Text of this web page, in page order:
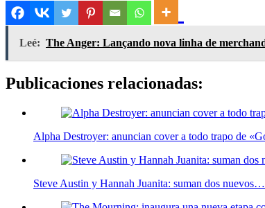
Leé: The Anger: Lançando nova linha de
Publicaciones relacionadas:
Alpha Destroyer: anuncian cover a todo trapo de
Steve Austin y Hannah Juanita: suman dos nuevos…